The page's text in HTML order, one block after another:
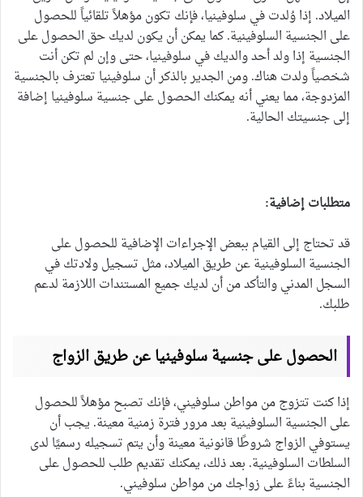
الميلاد. إذا وُلدت في سلوفينيا، فإنك تكون مؤهلاً تلقائياً للحصول
على الجنسية السلوفينية. كما يمكن أن يكون لديك حق الحصول على
الجنسية إذا ولد أحد والديك في سلوفينيا، حتى وإن لم تكن أنت
شخصياً ولدت هناك. ومن الجدير بالذكر أن سلوفينيا تعترف بالجنسية
المزدوجة، مما يعني أنه يمكنك الحصول على جنسية سلوفينيا إضافة
إلى جنسيتك الحالية.
متطلبات إضافية:
قد تحتاج إلى القيام ببعض الإجراءات الإضافية للحصول على
الجنسية السلوفينية عن طريق الميلاد، مثل تسجيل ولادتك في
السجل المدني والتأكد من أن لديك جميع المستندات اللازمة لدعم
طلبك.
الحصول على جنسية سلوفينيا عن طريق الزواج
إذا كنت تتزوج من مواطن سلوفيني، فإنك تصبح مؤهلاً للحصول
على الجنسية السلوفينية بعد مرور فترة زمنية معينة. يجب أن
يستوفي الزواج شروطًا قانونية معينة وأن يتم تسجيله رسميًا لدى
السلطات السلوفينية. بعد ذلك، يمكنك تقديم طلب للحصول على
الجنسية بناءً على زواجك من مواطن سلوفيني.